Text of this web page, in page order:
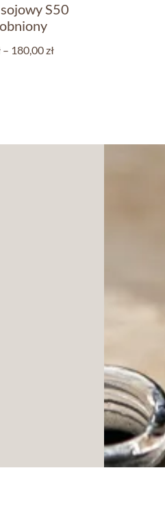
S50
– 180,00zł